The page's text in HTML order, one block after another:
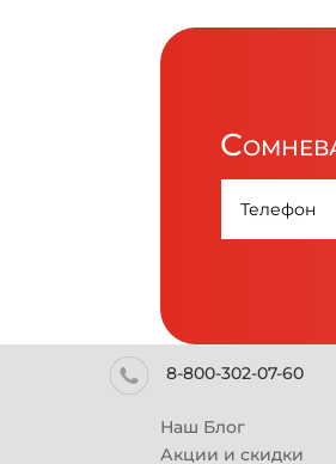
8-800-302-07-60
Наш Блог
Акции и скидки